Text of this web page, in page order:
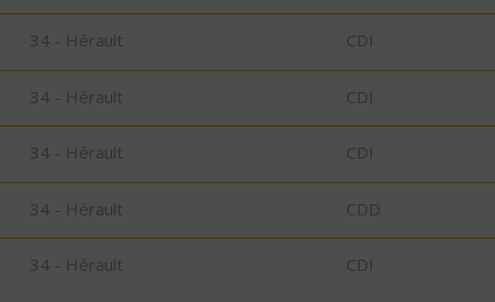
34 - Hérault CDI
34 - Hérault CDI
34 - Hérault CDI
34 - Hérault CDD
34 - Hérault CDI